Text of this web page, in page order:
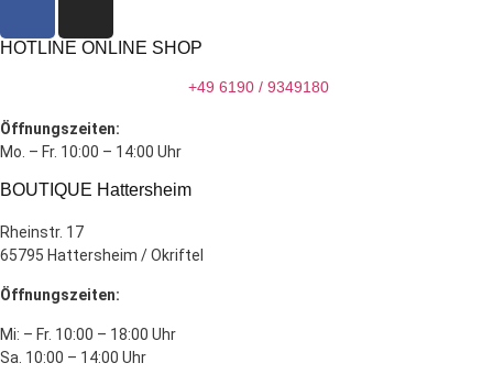
HOTLINE ONLINE SHOP
+49 6190 / 9349180
Öffnungszeiten:
Mo. – Fr. 10:00 – 14:00 Uhr
BOUTIQUE Hattersheim
Rheinstr. 17
65795 Hattersheim / Okriftel
Öffnungszeiten:
Mi: – Fr. 10:00 – 18:00 Uhr
Sa. 10:00 – 14:00 Uhr